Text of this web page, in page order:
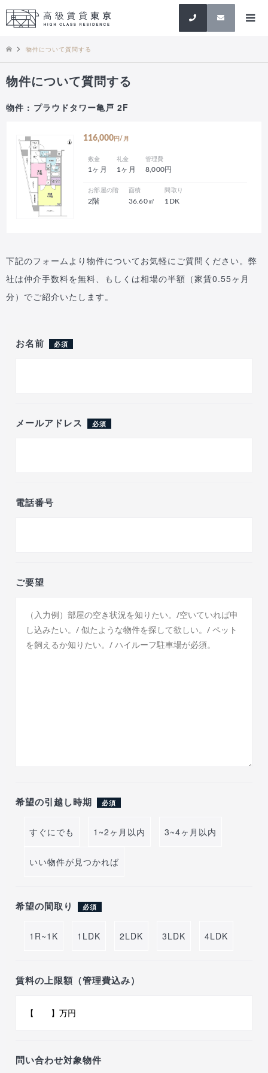
検索
物件について質問する
物件について質問する
物件 : プラウドタワー亀戸 2F
116,000 円/月
敷金
1ヶ月
礼金
1ヶ月
管理費
8,000円
お部屋の階
2階
面積
36.60㎡
間取り
1DK
下記のフォームより物件についてお気軽にご質問ください。弊
社は仲介手数料を無料、もしくは相場の半額（家賃0.55ヶ月
分）でご紹介いたします。
お名前 必須
メールアドレス 必須
電話番号
ご要望
希望の引越し時期 必須
すぐにでも 1~2ヶ月以内 3~4ヶ月以内
いい物件が見つかれば
希望の間取り 必須
1R~1K 1LDK 2LDK 3LDK 4LDK
賃料の上限額（管理費込み）
問い合わせ対象物件